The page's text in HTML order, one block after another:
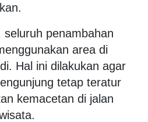
penambahan
area di
Hal ini dilakukan agar
tetap teratur
kemacetan di jalan